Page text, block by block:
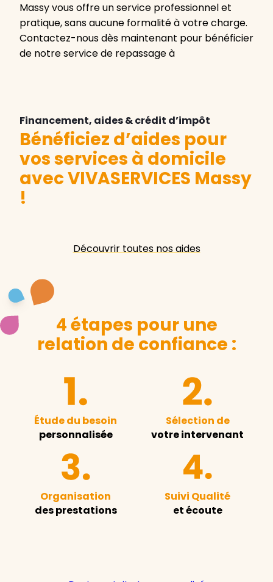
Massy vous offre un service professionnel et
pratique, sans aucune formalité à votre charge.
Contactez-nous dès maintenant pour bénéficier
de notre service de repassage à
Financement, aides & crédit d’impôt
Bénéficiez d’aides pour
vos services à domicile
avec VIVASERVICES Massy
!
Découvrir toutes nos aides
4 étapes pour une
relation de confiance :
Étude du besoin
personnalisée
Sélection de
votre intervenant
Organisation
des prestations
Suivi Qualité
et écoute